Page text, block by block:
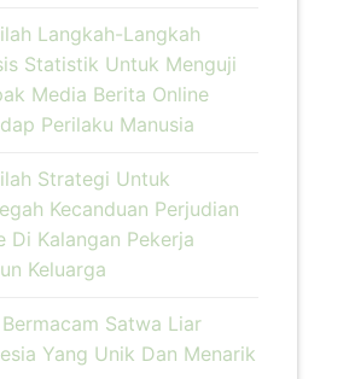
Langkah-Langkah
Statistik Untuk Menguji
Media Berita Online
Perilaku Manusia
Strategi Untuk
Kecanduan Perjudian
Di Kalangan Pekerja
Keluarga
Satwa Liar
Yang Unik Dan Menarik